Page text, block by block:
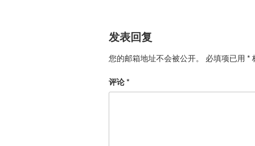
发表回复
您的邮箱地址不会被公开。 必填项已用 *
评论*